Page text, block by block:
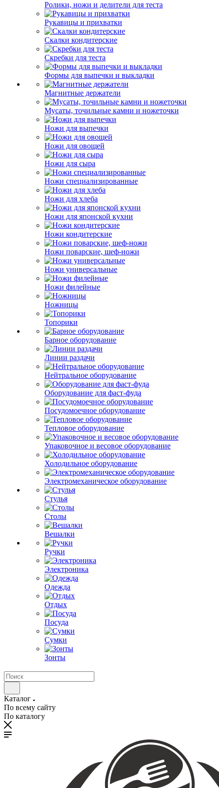
Ролики, ножи и делители для теста
Рукавицы и прихватки
Скалки кондитерские
Скребки для теста
Формы для выпечки и выкладки
Магнитные держатели
Мусаты, точильные камни и ножеточки
Ножи для выпечки
Ножи для овощей
Ножи для сыра
Ножи специализированные
Ножи для хлеба
Ножи для японской кухни
Ножи кондитерские
Ножи поварские, шеф-ножи
Ножи универсальные
Ножи филейные
Ножницы
Топорики
Барное оборудование
Линии раздачи
Нейтральное оборудование
Оборудование для фаст-фуда
Посудомоечное оборудование
Тепловое оборудование
Упаковочное и весовое оборудование
Холодильное оборудование
Электромеханическое оборудование
Стулья
Столы
Вешалки
Ручки
Электроника
Одежда
Отдых
Посуда
Сумки
Зонты
Каталог
По всему сайту
По каталогу